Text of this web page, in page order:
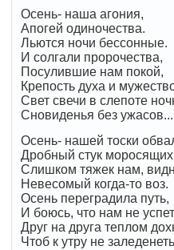
Осень- наша агония,
Апогей одиночества.
Льются ночи бессонные.
И солгали пророчества,
Посулившие нам покой,
Крепость духа и
Свет свечи в слепоте
Сновиденья без ужасов...
Осень- нашей тоски
Дробный стук моросящих
Слишком тяжек нам,
Невесомый когда-то воз.
Осень переградила путь,
И боюсь, что нам не
Друг на друга теплом
Чтоб к утру не